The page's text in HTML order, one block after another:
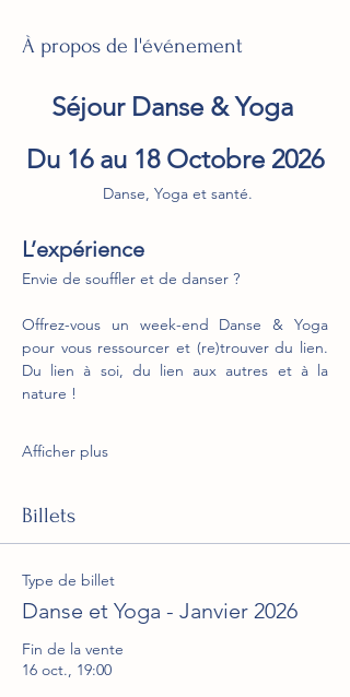
À propos de l'événement
Séjour Danse & Yoga
Du 16 au 18 Octobre 2026
Danse, Yoga et santé.
L’expérience
Envie de souffler et de danser ?
Offrez-vous un week-end Danse & Yoga
pour vous ressourcer et (re)trouver du lien.
Du lien à soi, du lien aux autres et à la
nature !
Afficher plus
Billets
Type de billet
Danse et Yoga - Janvier 2026
Fin de la vente
16 oct., 19:00